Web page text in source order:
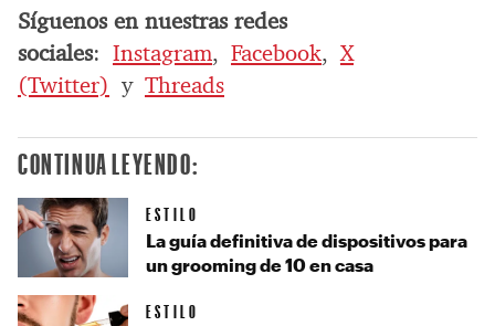
Síguenos en nuestras redes
sociales: Instagram, Facebook,X
(Twitter) y Threads
CONTINUA LEYENDO:
ESTILO
La guía definitiva de dispositivos para
un grooming de 10 en casa
ESTILO